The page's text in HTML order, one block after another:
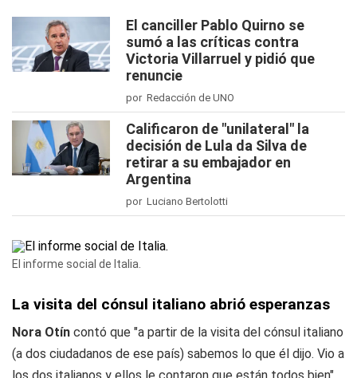
El canciller Pablo Quirno se
sumó a las críticas contra
Victoria Villarruel y pidió que
renuncie
por Redacción de UNO
Calificaron de "unilateral" la
decisión de Lula da Silva de
retirar a su embajador en
Argentina
por Luciano Bertolotti
El informe social de Italia.
La visita del cónsul italiano abrió esperanzas
Nora Otín contó que "a partir de la visita del cónsul italiano
(a dos ciudadanos de ese país) sabemos lo que él dijo. Vio a